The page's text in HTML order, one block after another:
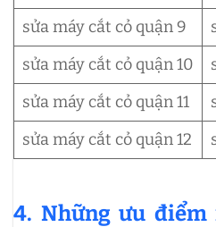
sửa máy cắt cỏ quận 9
sửa máy cắt cỏ quận 10
sửa máy cắt cỏ quận 11
sửa máy cắt cỏ quận 12
4. Những ưu